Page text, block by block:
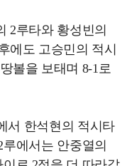
2루타와 황성빈의
에도 고승민의 적시
볼을 보태며 8-1로
서 한석현의 적시타
에서는 안중열의